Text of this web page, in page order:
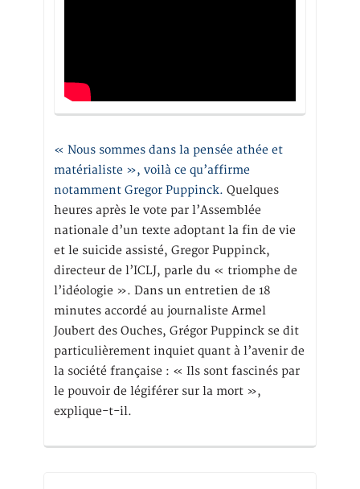
« Nous sommes dans la pensée athée et
matérialiste », voilà ce qu’affirme
notamment Gregor Puppinck. Quelques
heures après le vote par l’Assemblée
nationale d’un texte adoptant la fin de vie
et le suicide assisté, Gregor Puppinck,
directeur de l’ICLJ, parle du « triomphe de
l’idéologie ». Dans un entretien de 18
minutes accordé au journaliste Armel
Joubert des Ouches, Grégor Puppinck se dit
particulièrement inquiet quant à l’avenir de
la société française : « Ils sont fascinés par
le pouvoir de légiférer sur la mort »,
explique-t-il.